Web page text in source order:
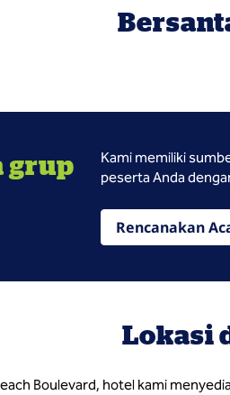
grup
Kami memiliki
peserta Anda
Rencanakan
Lokasi
Boulevard, hotel kami